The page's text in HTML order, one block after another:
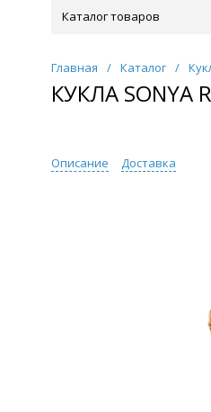
Каталог товаров
Главная / Каталог /
КУКЛА SONYA
Описание Доставка